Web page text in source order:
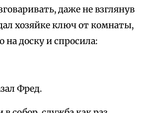
даже не взглянув
хозяйке ключ от комнаты,
на доску и спросила:
Фред.